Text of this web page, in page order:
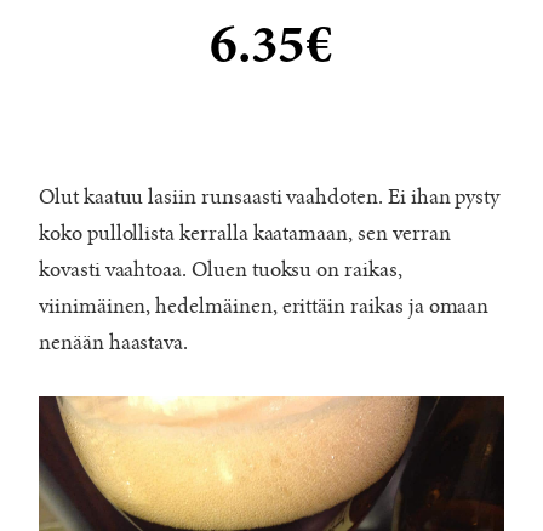
6.35€
Olut kaatuu lasiin runsaasti vaahdoten. Ei ihan pysty
koko pullollista kerralla kaatamaan, sen verran
kovasti vaahtoaa. Oluen tuoksu on raikas,
viinimäinen, hedelmäinen, erittäin raikas ja omaan
nenään haastava.